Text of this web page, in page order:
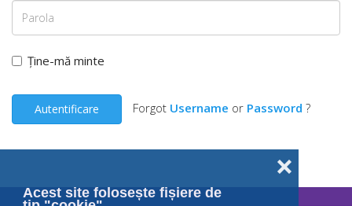
Acest site folosește fișiere de
❌
Ține-mă minte
Autentificare Forgot Username or Password ?